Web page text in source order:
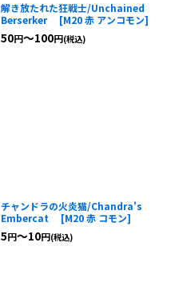
解き放たれた狂戦士/Unchained
Berserker
[M20 赤 アンコモン]
50円～100円(税込)
チャンドラの火炎猫/Chandra's
Embercat
[M20 赤 コモン]
5円～10円(税込)